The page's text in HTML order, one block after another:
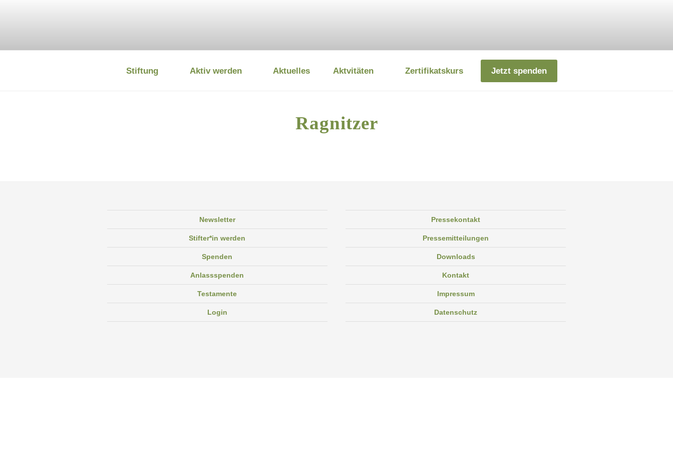
DEUTSCHE UMWELTSTIFTUNG
Stiftung Aktiv werden Aktuelles Aktvitäten Zertifikatskurs Jetzt spenden
Ragnitzer
Newsletter
Stifter*in werden
Spenden
Anlassspenden
Testamente
Login
Pressekontakt
Pressemitteilungen
Downloads
Kontakt
Impressum
Datenschutz